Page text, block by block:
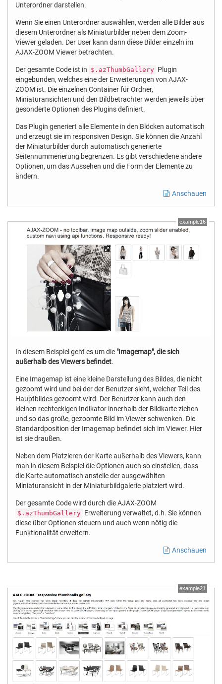
Unterordner darstellen.
Wenn Sie einen Unterordner auswählen, werden alle Bilder aus
diesem Unterordner als Miniaturbilder neben dem Zoom-
Viewer geladen. Der User kann dann diese Bilder einzeln im
AJAX-ZOOM Viewer betrachten.
Der gesamte Code ist in $.azThumbGallery Plugin
eingebunden, welches eine der Erweiterungen von AJAX-
ZOOM ist. Die einzelnen Container für Ordner,
Miniaturansichten und den Bildbetrachter werden jeweils über
gesonderte Optionen des Plugins definiert.
Das Plugin generiert alle Elemente in den Blöcken automatisch
und erzeugt sie im responsiven Design. Sie können die Anzahl
der Miniaturbilder durch automatisch generierte
Seitennummerierung begrenzen. Es gibt verschiedene andere
Optionen, um das Aussehen und die Form der Elemente zu
ändern.
Anschauen
example16
In diesem Beispiel geht es um die "Imagemap", die sich
außerhalb des Viewers befindet.
Eine Imagemap ist eine kleine Darstellung des Bildes, die nicht
gezoomt wird und bei der der Benutzer sieht, welcher Teil des
Hauptbildes gezoomt wird. Der Benutzer kann auch den
kleinen rechteckigen Indikator innerhalb der Bildkarte ziehen
und so das große, gezoomte Bild im Viewer schwenken. Die
Standardposition der Imagemap befindet sich im Viewer. Hier
ist sie draußen.
Neben dem Platzieren der Karte außerhalb des Viewers, kann
man in diesem Beispiel die Optionen auch so einstellen, dass
die Karte automatisch anstelle der ausgewählten
Miniaturansicht in der Miniaturbildgalerie platziert wird.
Der gesamte Code wird durch die AJAX-ZOOM
$.azThumbGallery Erweiterung verwaltet, d.h. Sie können
diese über Optionen steuern und auch wenn nötig die
Funktionalität erweitern.
Anschauen
example21